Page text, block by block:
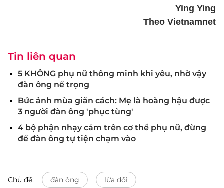
Ying Ying
Theo Vietnamnet
Tin liên quan
5 KHÔNG phụ nữ thông minh khi yêu, nhờ vậy
đàn ông nể trọng
Bức ảnh mùa giãn cách: Mẹ là hoàng hậu được
3 người đàn ông 'phục tùng'
4 bộ phận nhạy cảm trên cơ thể phụ nữ, đừng
để đàn ông tự tiện chạm vào
Chủ đề: đàn ông lừa dối